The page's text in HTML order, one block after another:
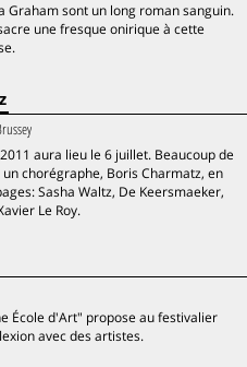
Graham sont un long roman sanguin.
une fresque onirique à cette
aura lieu le 6 juillet. Beaucoup de
chorégraphe, Boris Charmatz, en
Sasha Waltz, De Keersmaeker,
Le Roy.
École d'Art" propose au festivalier
avec des artistes.